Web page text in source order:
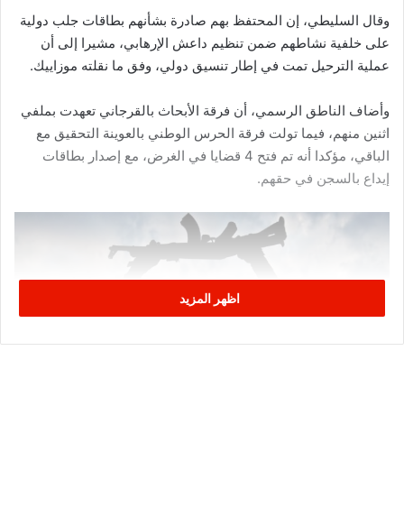
وقال السليطي، إن المحتفظ بهم صادرة بشأنهم بطاقات جلب دولية
على خلفية نشاطهم ضمن تنظيم داعش الإرهابي، مشيرا إلى أن
عملية الترحيل تمت في إطار تنسيق دولي، وفق ما نقلته موزاييك.
وأضاف الناطق الرسمي، أن فرقة الأبحاث بالقرجاني تعهدت بملفي
اثنين منهم، فيما تولت فرقة الحرس الوطني بالعوينة التحقيق مع
الباقي، مؤكدا أنه تم فتح 4 قضايا في الغرض، مع إصدار بطاقات
إيداع بالسجن في حقهم.
اظهر المزيد